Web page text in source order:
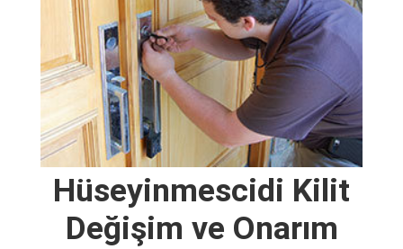
Hüseyinmescidi Kilit
Değişim ve Onarım